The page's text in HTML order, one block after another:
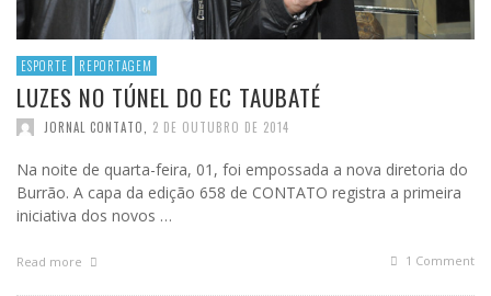
ESPORTE REPORTAGEM
LUZES NO TÚNEL DO EC TAUBATÉ
JORNAL CONTATO 2 DE OUTUBRO DE 2014
Na noite de quarta-feira, 01, foi empossada a nova diretoria do
Burrão. A capa da edição 658 de CONTATO registra a primeira
iniciativa dos novos …
Read more 1 Comment